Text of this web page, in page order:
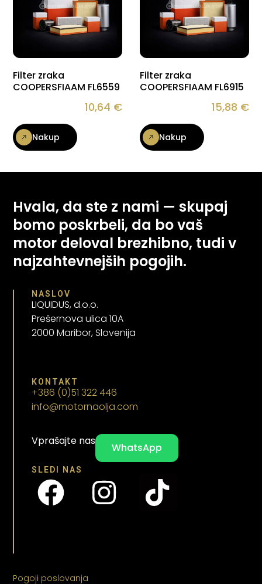
Filter zraka
COOPERSFIAAM FL6559
10,64 €
Nakup
Filter zraka
COOPERSFIAAM FL6915
15,88 €
Nakup
Hvala, da ste z nami — skupaj
bomo poskrbeli, da bo vaš
motor deloval brezhibno, tudi v
najzahtevnejših pogojih.
NASLOV
LIQUIDUS, d.o.o.
Prešernova ulica 10A
2000 Maribor, Slovenija
KONTAKT
+386 (0)51 322 446
info@motornaolja.com
Vprašajte nas
WhatsApp
SLEDI NAS
Pogoji poslovanja